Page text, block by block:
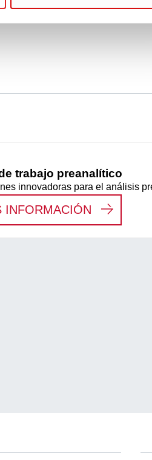
trabajo preanalítico
innovadoras para el análisis
INFORMACIÓN FLUJO